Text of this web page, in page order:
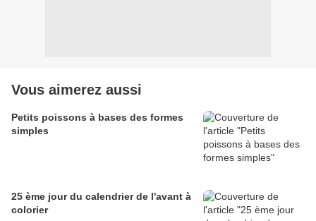
Vous aimerez aussi
Petits poissons à bases des formes
simples
25 ème jour du calendrier de l'avant à
colorier